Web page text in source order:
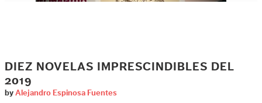
DIEZ NOVELAS IMPRESCINDIBLES DEL
2019
by Alejandro Espinosa Fuentes